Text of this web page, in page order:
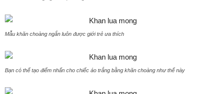
Mẫu khăn choàng ngắn luôn được giới trẻ ưa thích
Bạn có thể tạo điểm nhấn cho chiếc áo trắng bằng khăn choàng như thế này